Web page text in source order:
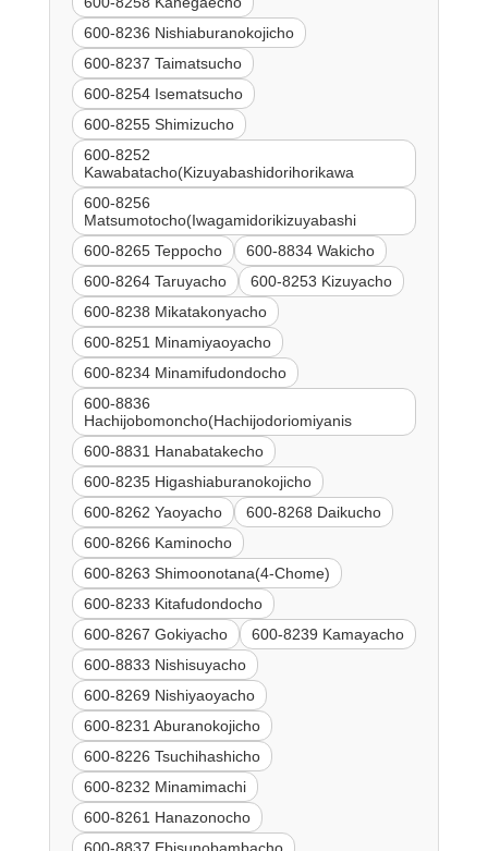
600-8236 Nishiaburanokojicho
600-8237 Taimatsucho
600-8254 Isematsucho
600-8255 Shimizucho
600-8252
Kawabatacho(Kizuyabashidorihorikawa
600-8256
Matsumotocho(Iwagamidorikizuyabashi
600-8265 Teppocho
600-8834 Wakicho
600-8264 Taruyacho
600-8253 Kizuyacho
600-8238 Mikatakonyacho
600-8251 Minamiyaoyacho
600-8234 Minamifudondocho
600-8836
Hachijobomoncho(Hachijodoriomiyanis
600-8831 Hanabatakecho
600-8235 Higashiaburanokojicho
600-8262 Yaoyacho
600-8268 Daikucho
600-8266 Kaminocho
600-8263 Shimoonotana(4-Chome)
600-8233 Kitafudondocho
600-8267 Gokiyacho
600-8239 Kamayacho
600-8833 Nishisuyacho
600-8269 Nishiyaoyacho
600-8231 Aburanokojicho
600-8226 Tsuchihashicho
600-8232 Minamimachi
600-8261 Hanazonocho